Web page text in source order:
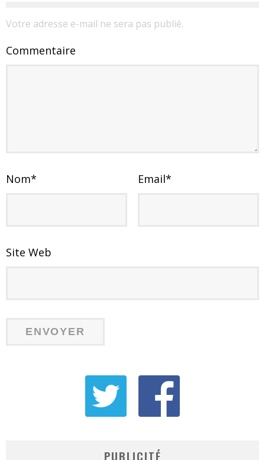
Votre adresse e-mail ne sera pas publié.
Commentaire
Nom* Email*
Site Web
PUBLICITÉ